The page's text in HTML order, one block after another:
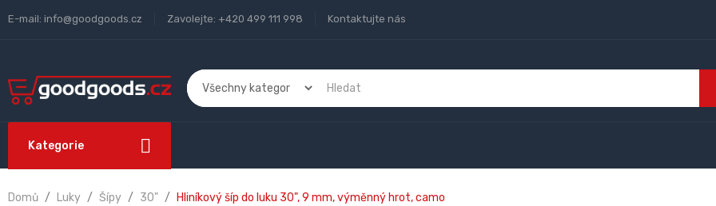
E-mail: info@goodgoods.cz Zavolejte: +420 499 111 998 Kontaktujte nás
Kategorie
Domů Luky Šípy 30" Hliníkový šíp do luku 30", 9 mm, výměnný hrot, camo